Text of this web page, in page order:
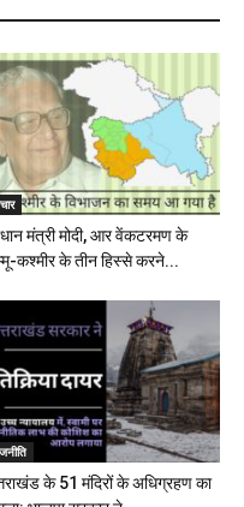
मंत्री मोदी, आर वेंकटरमण के
कश्मीर के तीन हिस्से करने...
के 51 मंदिरों के अधिग्रहण का